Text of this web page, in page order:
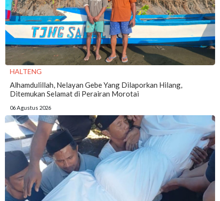
HALTENG
Alhamdulillah, Nelayan Gebe Yang Dilaporkan Hilang,
Ditemukan Selamat di Perairan Morotai
06 Agustus 2026